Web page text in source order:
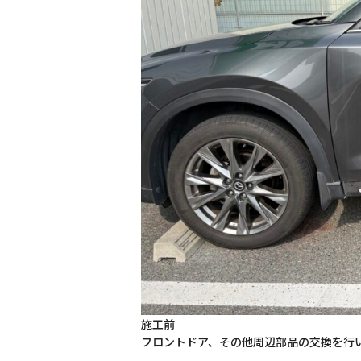
施工前
フロントドア、その他周辺部品の交換を行